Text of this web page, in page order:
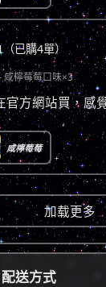
已購4單）
咸檸莓莓口味×3
官方網站買，感
咸檸莓莓
加载更多
送方式